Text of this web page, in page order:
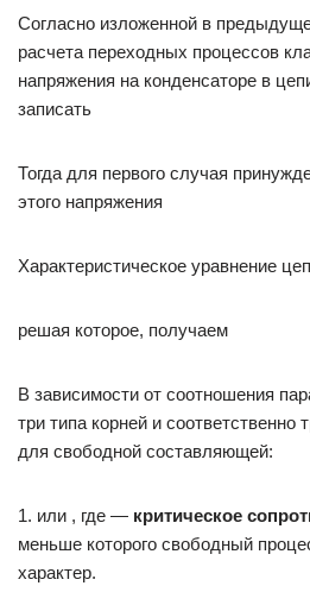
Согласно изложенной в
расчета переходных процессов
напряжения на конденсаторе в
записать
Тогда для первого случая
этого напряжения
Характеристическое уравнение
решая которое, получаем
В зависимости от соотношения
три типа корней и соответственно
для свободной составляющей:
1. или , где — критическое
меньше которого свободный
характер.